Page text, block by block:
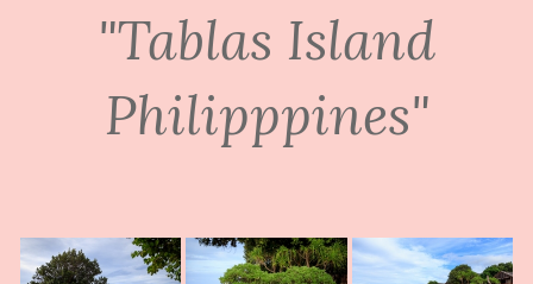
"Tablas Island
Philipppines"